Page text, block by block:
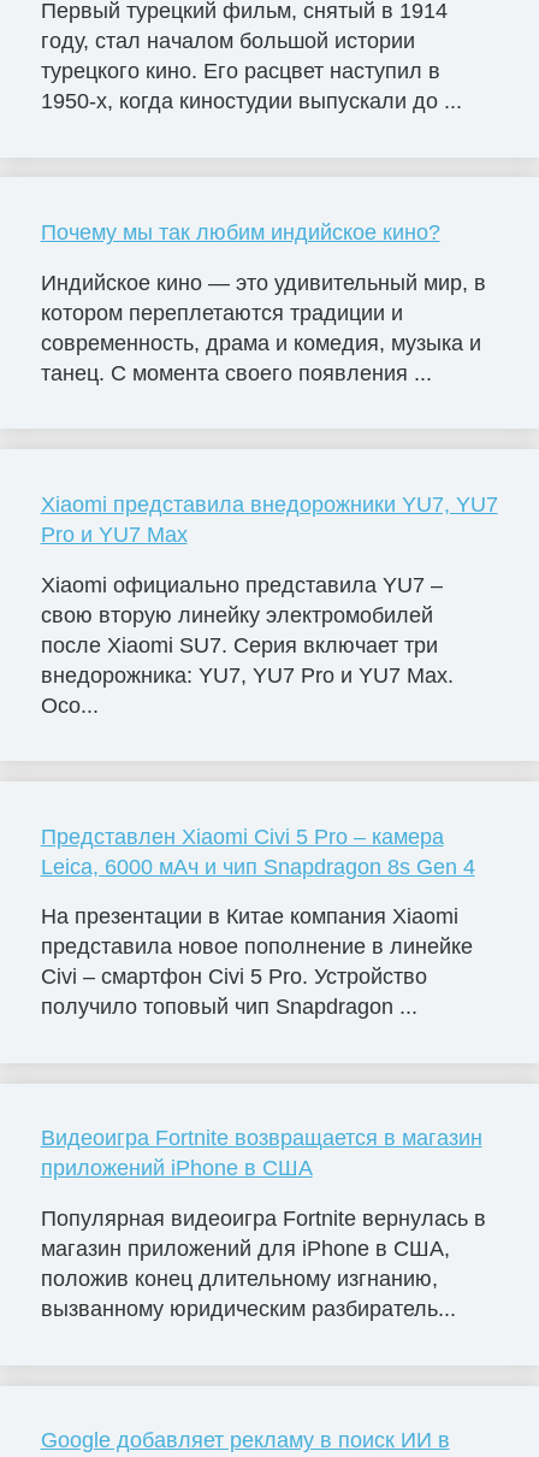
Первый турецкий фильм, снятый в 1914
году, стал началом большой истории
турецкого кино. Его расцвет наступил в
1950-х, когда киностудии выпускали до ...
Почему мы так любим индийское кино?
Индийское кино — это удивительный мир, в
котором переплетаются традиции и
современность, драма и комедия, музыка и
танец. С момента своего появления ...
Xiaomi представила внедорожники YU7, YU7
Pro и YU7 Max
Xiaomi официально представила YU7 –
свою вторую линейку электромобилей
после Xiaomi SU7. Серия включает три
внедорожника: YU7, YU7 Pro и YU7 Max.
Осо...
Представлен Xiaomi Civi 5 Pro – камера
Leica, 6000 мАч и чип Snapdragon 8s Gen 4
На презентации в Китае компания Xiaomi
представила новое пополнение в линейке
Civi – смартфон Civi 5 Pro. Устройство
получило топовый чип Snapdragon ...
Видеоигра Fortnite возвращается в магазин
приложений iPhone в США
Популярная видеоигра Fortnite вернулась в
магазин приложений для iPhone в США,
положив конец длительному изгнанию,
вызванному юридическим разбиратель...
Google добавляет рекламу в поиск ИИ в